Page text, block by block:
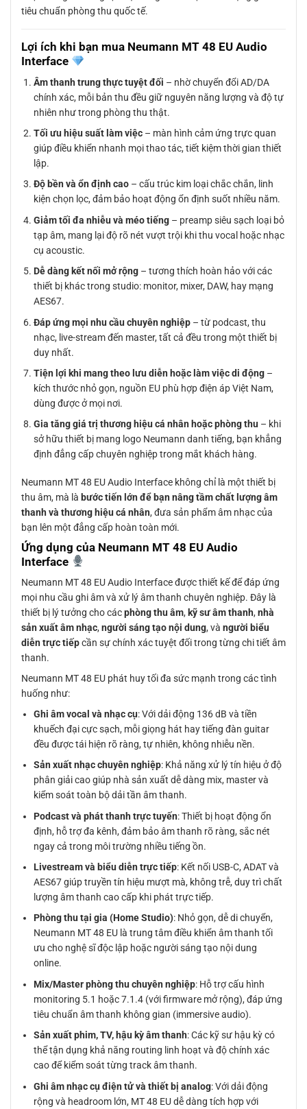
tiêu chuẩn phòng thu quốc tế.
Lợi ích khi bạn mua Neumann MT 48 EU Audio
Interface
Âm thanh trung thực tuyệt đối – nhờ chuyển đổi AD/DA
chính xác, mỗi bản thu đều giữ nguyên năng lượng và độ tự
nhiên như trong phòng thu thật.
Tối ưu hiệu suất làm việc – màn hình cảm ứng trực quan
giúp điều khiển nhanh mọi thao tác, tiết kiệm thời gian thiết
lập.
Độ bền và ổn định cao – cấu trúc kim loại chắc chắn, linh
kiện chọn lọc, đảm bảo hoạt động ổn định suốt nhiều năm.
Giảm tối đa nhiễu và méo tiếng – preamp siêu sạch loại bỏ
tạp âm, mang lại độ rõ nét vượt trội khi thu vocal hoặc nhạc
cụ acoustic.
Dễ dàng kết nối mở rộng – tương thích hoàn hảo với các
thiết bị khác trong studio: monitor, mixer, DAW, hay mạng
AES67.
Đáp ứng mọi nhu cầu chuyên nghiệp – từ podcast, thu
nhạc, live-stream đến master, tất cả đều trong một thiết bị
duy nhất.
Tiện lợi khi mang theo lưu diễn hoặc làm việc di động –
kích thước nhỏ gọn, nguồn EU phù hợp điện áp Việt Nam,
dùng được ở mọi nơi.
Gia tăng giá trị thương hiệu cá nhân hoặc phòng thu – khi
sở hữu thiết bị mang logo Neumann danh tiếng, bạn khẳng
định đẳng cấp chuyên nghiệp trong mắt khách hàng.
Neumann MT 48 EU Audio Interface không chỉ là một thiết bị
thu âm, mà là bước tiến lớn để bạn nâng tầm chất lượng âm
thanh và thương hiệu cá nhân, đưa sản phẩm âm nhạc của
bạn lên một đẳng cấp hoàn toàn mới.
Ứng dụng của Neumann MT 48 EU Audio
Interface
Neumann MT 48 EU Audio Interface được thiết kế để đáp ứng
mọi nhu cầu ghi âm và xử lý âm thanh chuyên nghiệp. Đây là
thiết bị lý tưởng cho cácphòng thu âm, kỹ sư âm thanh, nhà
sản xuất âm nhạc, người sáng tạo nội dung, và người biểu
diễn trực tiếpcần sự chính xác tuyệt đối trong từng chi tiết âm
thanh.
Neumann MT 48 EU phát huy tối đa sức mạnh trong các tình
huống như:
Ghi âm vocal và nhạc cụ: Với dải động 136 dB và tiền
khuếch đại cực sạch, mỗi giọng hát hay tiếng đàn guitar
đều được tái hiện rõ ràng, tự nhiên, không nhiễu nền.
Sản xuất nhạc chuyên nghiệp: Khả năng xử lý tín hiệu ở độ
phân giải cao giúp nhà sản xuất dễ dàng mix, master và
kiểm soát toàn bộ dải tần âm thanh.
Podcast và phát thanh trực tuyến: Thiết bị hoạt động ổn
định, hỗ trợ đa kênh, đảm bảo âm thanh rõ ràng, sắc nét
ngay cả trong môi trường nhiều tiếng ồn.
Livestream và biểu diễn trực tiếp: Kết nối USB-C, ADAT và
AES67 giúp truyền tín hiệu mượt mà, không trễ, duy trì chất
lượng âm thanh cao cấp khi phát trực tiếp.
Phòng thu tại gia (Home Studio): Nhỏ gọn, dễ di chuyển,
Neumann MT 48 EU là trung tâm điều khiển âm thanh tối
ưu cho nghệ sĩ độc lập hoặc người sáng tạo nội dung
online.
Mix/Master phòng thu chuyên nghiệp: Hỗ trợ cấu hình
monitoring 5.1 hoặc 7.1.4 (với firmware mở rộng), đáp ứng
tiêu chuẩn âm thanh không gian (immersive audio).
Sản xuất phim, TV, hậu kỳ âm thanh: Các kỹ sư hậu kỳ có
thể tận dụng khả năng routing linh hoạt và độ chính xác
cao để kiểm soát từng track âm thanh.
Ghi âm nhạc cụ điện tử và thiết bị analog: Với dải động
rộng và headroom lớn, MT 48 EU dễ dàng tích hợp với